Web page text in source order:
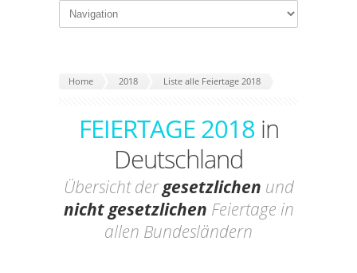
Home 2018 Liste alle Feiertage 2018
FEIERTAGE 2018 in
Deutschland
Übersicht dergesetzlichen und
nicht gesetzlichen Feiertage in
allen Bundesländern